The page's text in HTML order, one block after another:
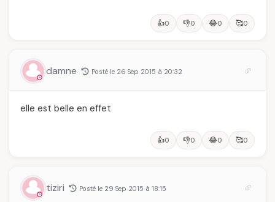
👍0 👎0 😂0 🥰0
damne Posté le 26 Sep 2015 à 20:32
elle est belle en effet
👍0 👎0 😂0 🥰0
tiziri Posté le 29 Sep 2015 à 18:15